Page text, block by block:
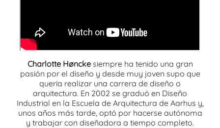
Charlotte Høncke siempre ha tenido una gran
pasión por el diseño y desde muy joven supo que
quería realizar una carrera de diseño o
arquitectura. En 2002 se graduó en Diseño
Industrial en la Escuela de Arquitectura de Aarhus y,
unos años más tarde, optó por hacerse autónoma
y trabajar con diseñadora a tiempo completo.